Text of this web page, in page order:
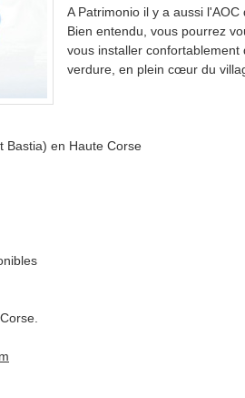
A Patrimonio il y a aussi
Bien entendu, vous pourrez
vous installer
verdure, en plein cœur du
Bastia) en Haute Corse